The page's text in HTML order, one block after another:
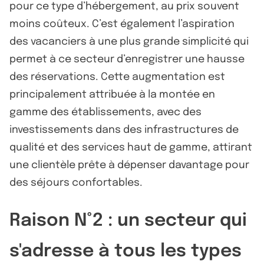
pour ce type d’hébergement, au prix souvent
moins coûteux. C’est également l’aspiration
des vacanciers à une plus grande simplicité qui
permet à ce secteur d’enregistrer une hausse
des réservations. Cette augmentation est
principalement attribuée à la montée en
gamme des établissements, avec des
investissements dans des infrastructures de
qualité et des services haut de gamme, attirant
une clientèle prête à dépenser davantage pour
des séjours confortables.
Raison N°2 : un secteur qui
s'adresse à tous les types